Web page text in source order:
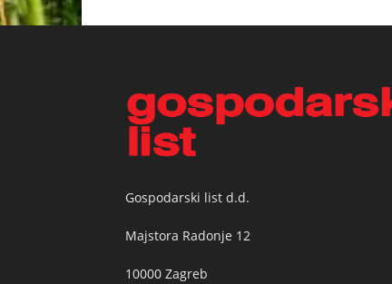
Gospodarski list d.d.
Majstora Radonje 12
10000 Zagreb